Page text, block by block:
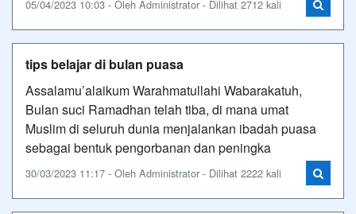
05/04/2023 10:03 - Oleh Administrator - Dilihat 2712 kali
tips belajar di bulan puasa
Assalamu’alaikum Warahmatullahi Wabarakatuh,
Bulan suci Ramadhan telah tiba, di mana umat
Muslim di seluruh dunia menjalankan ibadah puasa
sebagai bentuk pengorbanan dan peningka
30/03/2023 11:17 - Oleh Administrator - Dilihat 2222 kali